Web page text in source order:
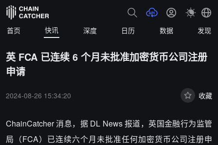
首页 快讯 深度 日历 数据 发现
英 FCA 已连续 6 个月未批准加密货币公司注册
申请
2024-08-26 15:34:20 收藏
ChainCatcher 消息，据 DL News 报道， 英国金融行为监管
局（FCA）已连续六个月未批准任何加密货币公司注册申